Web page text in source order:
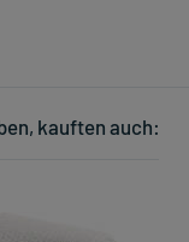
kauften auch: